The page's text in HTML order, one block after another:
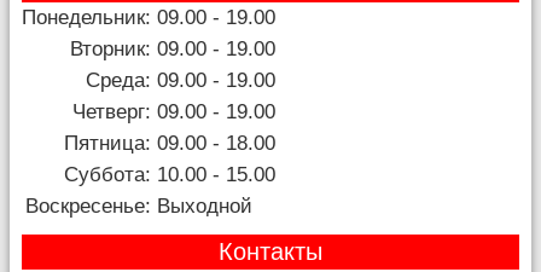
Понедельник: 09.00 - 19.00
Вторник: 09.00 - 19.00
Среда: 09.00 - 19.00
Четверг: 09.00 - 19.00
Пятница: 09.00 - 18.00
Суббота: 10.00 - 15.00
Воскресенье: Выходной
Контакты